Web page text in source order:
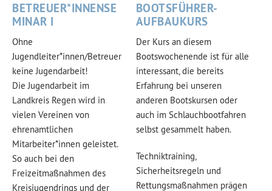
BETREUER*INNENSE
MINAR I
Ohne
Jugendleiter*innen/Betreuer
keine Jugendarbeit!
Die Jugendarbeit im
Landkreis Regen wird in
vielen Vereinen von
ehrenamtlichen
Mitarbeiter*innen geleistet.
So auch bei den
Freizeitmaßnahmen des
Kreisjugendrings und der
BOOTSFÜHRER-
AUFBAUKURS
Der Kurs an diesem
Bootswochenende ist für alle
interessant, die bereits
Erfahrung bei unseren
anderen Bootskursen oder
auch im Schlauchbootfahren
selbst gesammelt haben.
Techniktraining,
Sicherheitsregeln und
Rettungsmaßnahmen prägen